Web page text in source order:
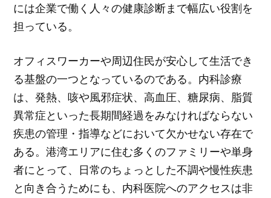
には企業で働く人々の健康診断まで幅広い役割を
担っている。
オフィスワーカーや周辺住民が安心して生活でき
る基盤の一つとなっているのである。内科診療
は、発熱、咳や風邪症状、高血圧、糖尿病、脂質
異常症といった長期間経過をみなければならない
疾患の管理・指導などにおいて欠かせない存在で
ある。港湾エリアに住む多くのファミリーや単身
者にとって、日常のちょっとした不調や慢性疾患
と向き合うためにも、内科医院へのアクセスは非